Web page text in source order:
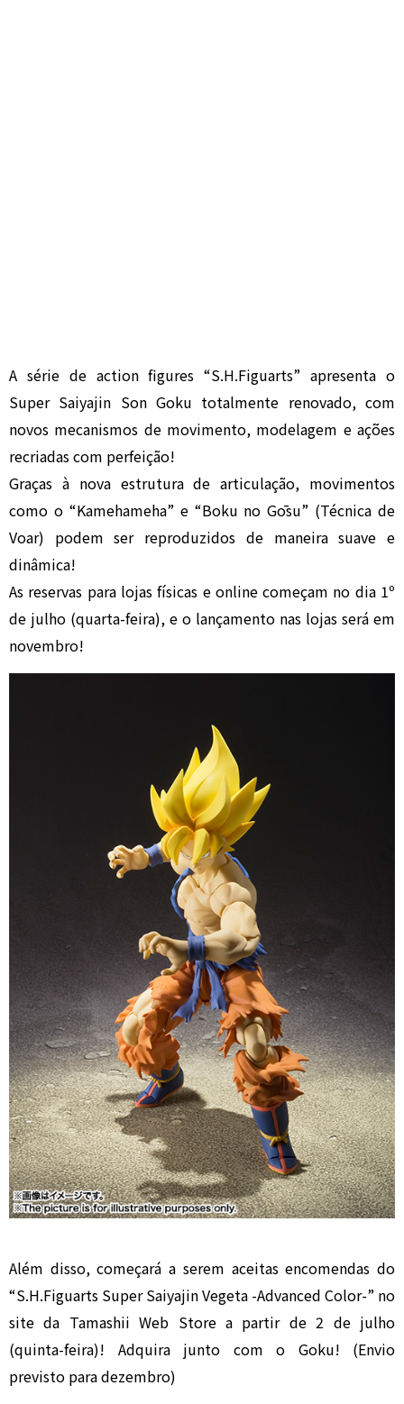
A série de action figures “S.H.Figuarts” apresenta o
Super Saiyajin Son Goku totalmente renovado, com
novos mecanismos de movimento, modelagem e ações
recriadas com perfeição!
Graças à nova estrutura de articulação, movimentos
como o “Kamehameha” e “Boku no Gōsu” (Técnica de
Voar) podem ser reproduzidos de maneira suave e
dinâmica!
As reservas para lojas físicas e online começam no dia 1º
de julho (quarta-feira), e o lançamento nas lojas será em
novembro!
Além disso, começará a serem aceitas encomendas do
“S.H.Figuarts Super Saiyajin Vegeta -Advanced Color-” no
site da Tamashii Web Store a partir de 2 de julho
(quinta-feira)! Adquira junto com o Goku! (Envio
previsto para dezembro)